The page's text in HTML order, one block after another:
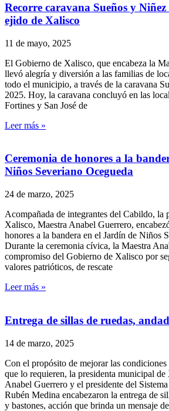
Recorre caravana Sueños y
ejido de Xalisco
11 de mayo, 2025
El Gobierno de Xalisco, que encabeza la
llevó alegría y diversión a las familias de
todo el municipio, a través de la caravana
2025. Hoy, la caravana concluyó en las
Fortines y San José de
Leer más »
Ceremonia de honores a la
Niños Severiano Ocegueda
24 de marzo, 2025
Acompañada de integrantes del Cabildo, la
Xalisco, Maestra Anabel Guerrero,
honores a la bandera en el Jardín de Niños
Durante la ceremonia cívica, la Maestra
compromiso del Gobierno de Xalisco por
valores patrióticos, de rescate
Leer más »
Entrega de sillas de ruedas,
14 de marzo, 2025
Con el propósito de mejorar las
que lo requieren, la presidenta municipal de
Anabel Guerrero y el presidente del
Rubén Medina encabezaron la entrega de
y bastones, acción que brinda un mensaje